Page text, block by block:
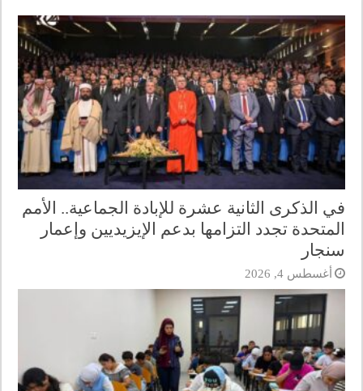
في الذكرى الثانية عشرة للإبادة الجماعية.. الأمم
المتحدة تجدد التزامها بدعم الإيزيديين وإعمار
سنجار
أغسطس 4, 2026